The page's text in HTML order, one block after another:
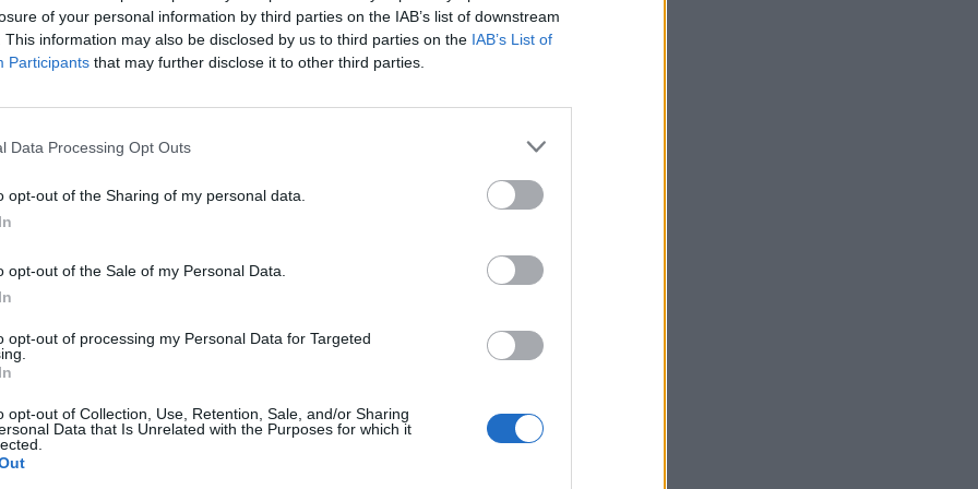
of your personal information by third parties on the IAB’s list of downstream
This information may also be disclosed by us to third parties on the IAB’s List of
Participants that may further disclose it to other third parties.
Data Processing Opt Outs
opt-out of the Sharing of my personal data.
opt-out of the Sale of my Personal Data.
opt-out of processing my Personal Data for Targeted
opt-out of Collection, Use, Retention, Sale, and/or Sharing
Data that Is Unrelated with the Purposes for which it
miatt szükségessé vált betétvágásokra korábban Európában nem volt példa,
olyan hírek, miszerint bevett gyakorlatként alkalmazhatják majd ezt a
valóban használni fogják a jövőben is az unióban.Kapcsolódó...
portfolio.hu hírarchívumához tartozik, melynek olvasása előfizetéses
tartalmazza:
cikkarchívum
elmúlt 2 év napon belüli
Előfizetés